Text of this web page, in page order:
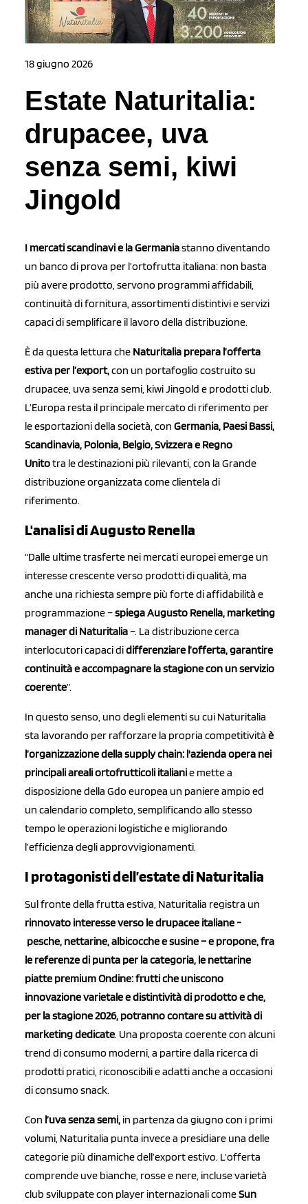
18 giugno 2026
Estate Naturitalia:
drupacee, uva
senza semi, kiwi
Jingold
I mercati scandinavi e la Germaniastanno diventando
un banco di prova per l’ortofrutta italiana: non basta
più avere prodotto, servono programmi affidabili,
continuità di fornitura, assortimenti distintivi e servizi
capaci di semplificare il lavoro della distribuzione.
È da questa lettura che Naturitalia prepara l’offerta
estiva per l’export,con un portafoglio costruito su
drupacee, uva senza semi, kiwi Jingold e prodotti club.
L’Europa resta il principale mercato di riferimento per
le esportazioni della società, con Germania, Paesi Bassi,
Scandinavia, Polonia, Belgio, Svizzera e Regno
Unitotra le destinazioni più rilevanti, con la Grande
distribuzione organizzata come clientela di
riferimento.
L'analisi di Augusto Renella
“Dalle ultime trasferte nei mercati europei emerge un
interesse crescente verso prodotti di qualità, ma
anche una richiesta sempre più forte di affidabilità e
programmazione –spiega Augusto Renella, marketing
manager di Naturitalia–. La distribuzione cerca
interlocutori capaci didifferenziare l’offerta, garantire
continuità e accompagnare la stagione con un servizio
coerente”.
In questo senso, uno degli elementi su cui Naturitalia
sta lavorando per rafforzare la propria competitività è
l’organizzazione della supply chain: l'azienda opera nei
principali areali ortofrutticoli italianie mette a
disposizione della Gdo europea un paniere ampio ed
un calendario completo, semplificando allo stesso
tempo le operazioni logistiche e migliorando
l’efficienza degli approvvigionamenti.
I protagonisti dell’estate di Naturitalia
Sul fronte della frutta estiva, Naturitalia registra un
rinnovato interesse verso le drupacee italiane -
pesche, nettarine, albicocche e susine – e propone, fra
le referenze di punta per la categoria, le nettarine
piatte premium Ondine: frutti che uniscono
innovazione varietale e distintività di prodotto e che,
per la stagione 2026, potranno contare su attività di
marketing dedicate. Una proposta coerente con alcuni
trend di consumo moderni, a partire dalla ricerca di
prodotti pratici, riconoscibili e adatti anche a occasioni
di consumo snack.
Con l’uva senza semi, in partenza da giugno con i primi
volumi, Naturitalia punta invece a presidiare una delle
categorie più dinamiche dell’export estivo. L’offerta
comprende uve bianche, rosse e nere, incluse varietà
club sviluppate con player internazionali comeSun